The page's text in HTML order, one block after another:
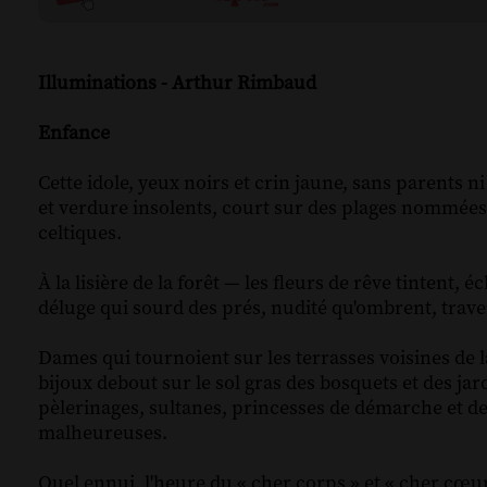
Illuminations - Arthur Rimbaud
Enfance
Cette idole, yeux noirs et crin jaune, sans parents
et verdure insolents, court sur des plages
celtiques.
À la lisière de la forêt — les fleurs de rêve tintent,
déluge qui sourd des prés, nudité qu'ombrent,
Dames qui tournoient sur les terrasses voisines de
bijoux debout sur le sol gras des bosquets et des
pèlerinages, sultanes, princesses de démarche et
malheureuses.